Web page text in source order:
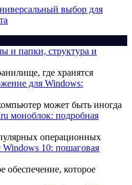
выбор для
и папки, структура и
где хранятся
для Windows:
может быть иногда
моноблок: подробная
операционных
10: пошаговая
которое